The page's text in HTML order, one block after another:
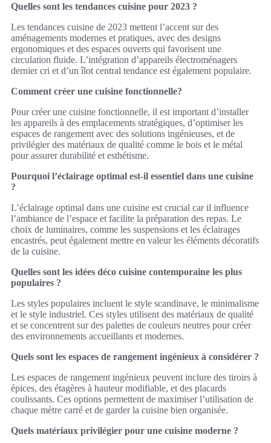
Quelles sont les tendances cuisine pour 2023 ?
Les tendances cuisine de 2023 mettent l’accent sur des
aménagements modernes et pratiques, avec des designs
ergonomiques et des espaces ouverts qui favorisent une
circulation fluide. L’intégration d’appareils électroménagers
dernier cri et d’un îlot central tendance est également populaire.
Comment créer une cuisine fonctionnelle?
Pour créer une cuisine fonctionnelle, il est important d’installer
les appareils à des emplacements stratégiques, d’optimiser les
espaces de rangement avec des solutions ingénieuses, et de
privilégier des matériaux de qualité comme le bois et le métal
pour assurer durabilité et esthétisme.
Pourquoi l’éclairage optimal est-il essentiel dans une cuisine
?
L’éclairage optimal dans une cuisine est crucial car il influence
l’ambiance de l’espace et facilite la préparation des repas. Le
choix de luminaires, comme les suspensions et les éclairages
encastrés, peut également mettre en valeur les éléments décoratifs
de la cuisine.
Quelles sont les idées déco cuisine contemporaine les plus
populaires ?
Les styles populaires incluent le style scandinave, le minimalisme
et le style industriel. Ces styles utilisent des matériaux de qualité
et se concentrent sur des palettes de couleurs neutres pour créer
des environnements accueillants et modernes.
Quels sont les espaces de rangement ingénieux à considérer ?
Les espaces de rangement ingénieux peuvent inclure des tiroirs à
épices, des étagères à hauteur modifiable, et des placards
coulissants. Ces options permettent de maximiser l’utilisation de
chaque mètre carré et de garder la cuisine bien organisée.
Quels matériaux privilégier pour une cuisine moderne ?